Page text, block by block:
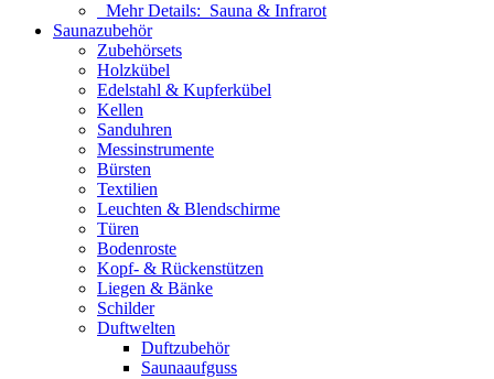
Mehr Details: Sauna & Infrarot
Saunazubehör
Zubehörsets
Holzkübel
Edelstahl & Kupferkübel
Kellen
Sanduhren
Messinstrumente
Bürsten
Textilien
Leuchten & Blendschirme
Türen
Bodenroste
Kopf- & Rückenstützen
Liegen & Bänke
Schilder
Duftwelten
Duftzubehör
Saunaaufguss